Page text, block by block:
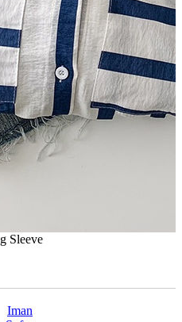
Sleeve
Iman